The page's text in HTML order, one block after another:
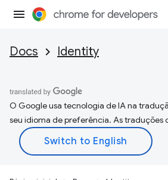
Docs Identity
O Google usa tecnologia de IA na
seu idioma de preferência. As traduções